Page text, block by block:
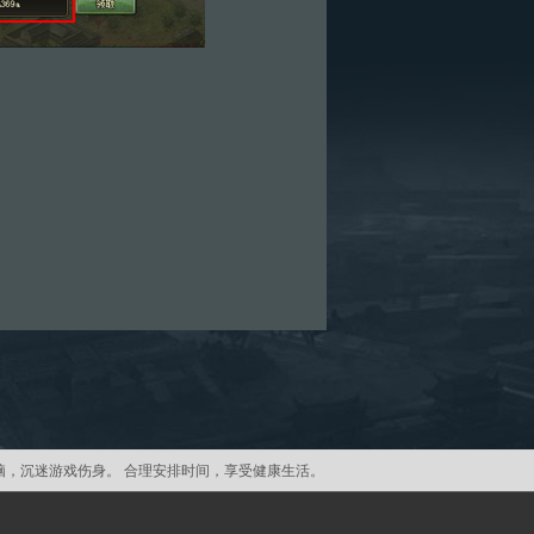
沉迷游戏伤身。 合理安排时间，享受健康生活。